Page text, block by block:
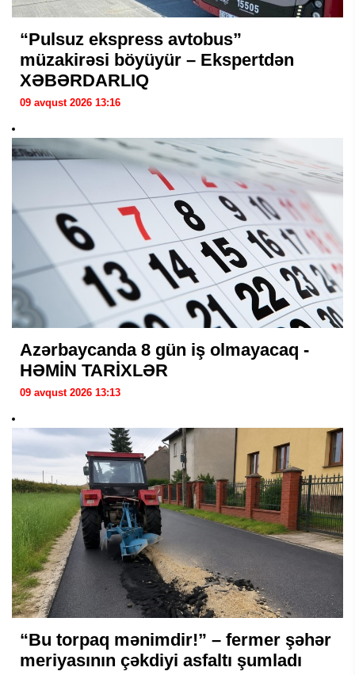
“Pulsuz ekspress avtobus”
müzakirəsi böyüyür – Ekspertdən
XƏBƏRDARLIQ
09 avqust 2026 13:16
Azərbaycanda 8 gün iş olmayacaq -
HƏMİN TARİXLƏR
09 avqust 2026 13:13
“Bu torpaq mənimdir!” – fermer şəhər
meriyasının çəkdiyi asfaltı şumladı